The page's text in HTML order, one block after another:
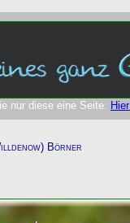
nur diese eine Seite.
Börner